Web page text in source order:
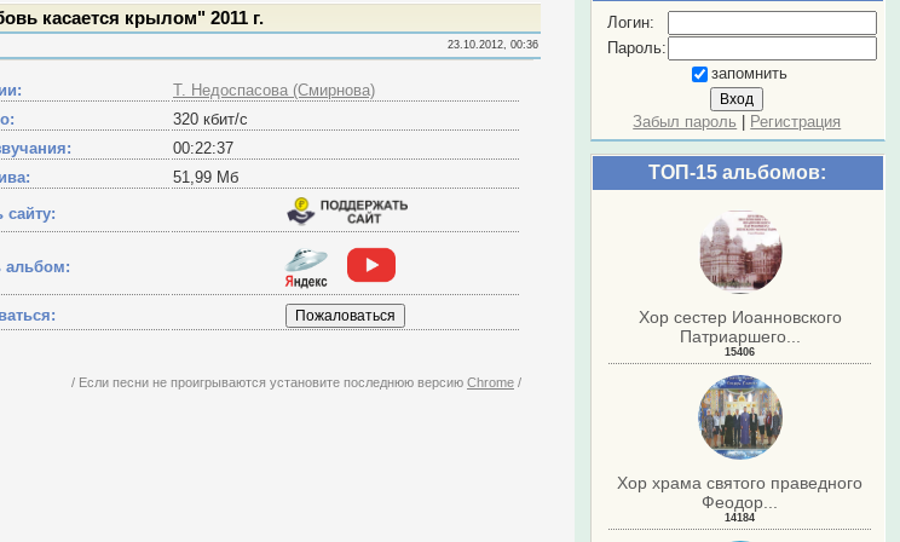
Логин:
Пароль:
запомнить
Забыл пароль Регистрация
ТОП-15 альбомов:
Хор сестер Иоанновского
Патриаршего...
15406
Хор храма святого праведного
Феодор...
14184
касается крылом" 2011 г.
23.10.2012, 00:36
Т. Недоспасова (Смирнова)
320 кбит/с
00:22:37
51,99 Мб
альбом:
/ Если песни не проигрываются установите последнюю версию Chrome/